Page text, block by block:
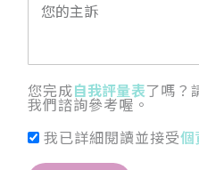
您完成自我評量表了嗎？
我們諮詢參考喔。
我已詳細閱讀並接受個